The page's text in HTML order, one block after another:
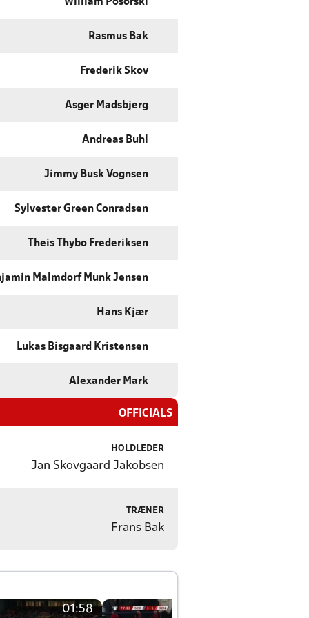
William Posorski
Rasmus Bak
Frederik Skov
Asger Madsbjerg
Andreas Buhl
Jimmy Busk Vognsen
Sylvester Green Conradsen
Theis Thybo Frederiksen
Malmdorf Munk Jensen
Hans Kjær
Lukas Bisgaard Kristensen
Alexander Mark
OFFICIALS
HOLDLEDER
Jan Skovgaard Jakobsen
TRÆNER
Frans Bak
01:58